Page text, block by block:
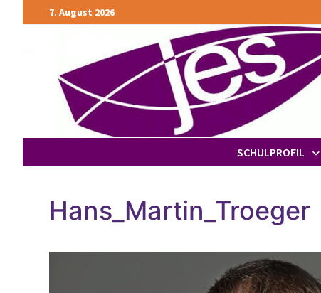
Zurück
zum
7. August 2026
SCHULPROFIL
Hans_Martin_Troeger